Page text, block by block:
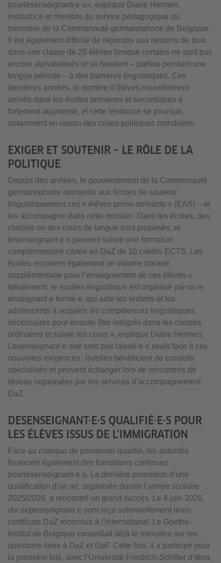
pourlesenseignant·e·s», explique Diane Hennen,
institutrice et membre du service pédagogique du
ministère de la Communauté germanophone de Belgique.
Il est également difficile de répondre aux besoins de tous
dans une classe de 25 élèves lorsque certains ne sont pas
encore alphabétisés et se heurtent – parfois pendant une
longue période – à des barrières linguistiques. Ces
dernières années, le nombre d’élèves nouvellement
arrivés dans les écoles primaires et secondaires a
fortement augmenté, et cette tendance se poursuit,
notamment en raison des crises politiques mondiales.
EXIGER ET SOUTENIR – LE RÔLE DE LA
POLITIQUE
Depuis des années, le gouvernement de la Communauté
germanophone demande aux écoles de soutenir
linguistiquement ces « élèves primo-arrivants » (EAS) – et
les accompagne dans cette mission. Dans les écoles, des
classes ou des cours de langue sont proposés, et
lesenseignant·e·s peuvent suivre une formation
complémentaire ciblée en DaZ de 10 crédits ECTS. Les
écoles reçoivent également un volume horaire
supplémentaire pour l’enseignement de ces élèves.«
Idéalement, le soutien linguistique est organisé par un·e
enseignant·e formé·e, qui aide les enfants et les
adolescents à acquérir les compétences linguistiques
nécessaires pour ensuite être intégrés dans les classes
ordinaires et suivre les cours », explique Diane Hennen.
Lesenseignant·e·sne sont pas laissé·e·s seuls face à ces
nouvelles exigences : ils/elles bénéficient de conseils
spécialisés et peuvent échanger lors de rencontres de
réseau organisées par les services d’accompagnement
DaZ.
DESENSEIGNANT·E·S QUALIFIÉ·E·S POUR
LES ÉLÈVES ISSUS DE L’IMMIGRATION
Face au manque de personnel qualifié, les autorités
financent également des formations continues
pourlesenseignant·e·s. La dernière promotion d’une
qualification d’un an, organisée durant l’année scolaire
2025/2026, a rencontré un grand succès. Le 8 juin 2026,
dix-septenseignant·e·sont reçu solennellement leurs
certificats DaZ reconnus à l’international. Le Goethe-
Institut de Belgique conseillait déjà le ministère sur les
questions liées à DaZ et DaF. Cette fois, il a participé pour
la première fois, avec l’Université Friedrich-Schiller d’Iéna,